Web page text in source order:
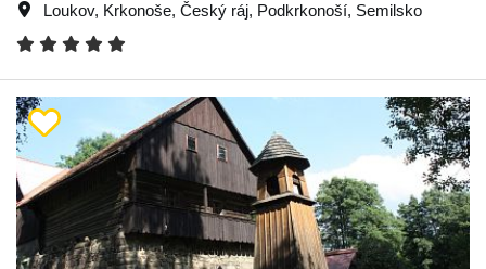
Loukov, Krkonoše, Český ráj, Podkrkonoší, Semilsko